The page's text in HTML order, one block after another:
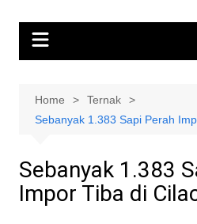
Home
Ternak
Sebanyak 1.383 Sapi Perah
Sebanyak 1.383
Impor Tiba di